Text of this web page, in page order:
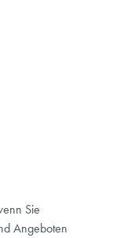
Sie
Angeboten